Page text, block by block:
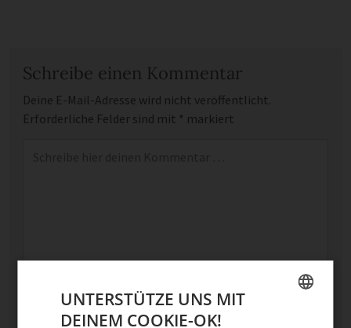
Schreibe einen Kommentar
Deine E-Mail-Adresse wird nicht veröffentlicht.
Erforderliche Felder sind mit * markiert
UNTERSTÜTZE UNS MIT
DEINEM COOKIE-OK!